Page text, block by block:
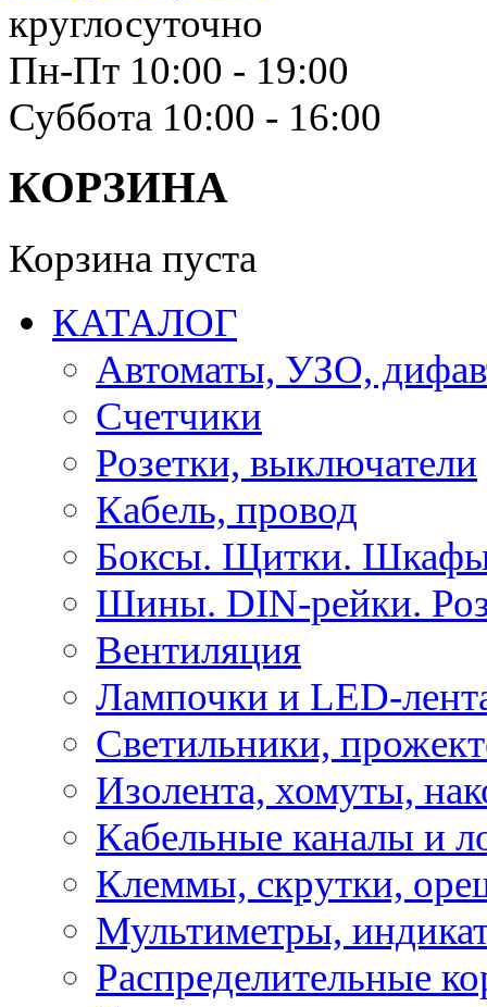
круглосуточно
Пн-Пт 10:00 - 19:00
Суббота 10:00 - 16:00
КОРЗИНА
Корзина пуста
КАТАЛОГ
Автоматы, УЗО,
Счетчики
Розетки, выключатели
Кабель, провод
Боксы. Щитки.
Шины. DIN-рейки.
Вентиляция
Лампочки и LED-
Светильники,
Изолента, хомуты,
Кабельные каналы и
Клеммы, скрутки,
Мультиметры,
Распределительные